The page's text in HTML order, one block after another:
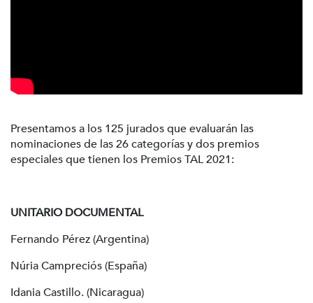
Presentamos a los 125 jurados que evaluarán las
nominaciones de las 26 categorías y dos premios
especiales que tienen los Premios TAL 2021:
UNITARIO DOCUMENTAL
Fernando Pérez (Argentina)
Núria Campreciós (España)
Idania Castillo. (Nicaragua)